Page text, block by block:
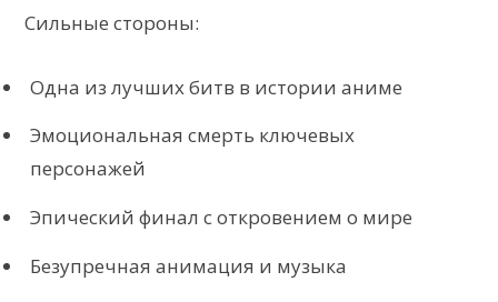
Сильные стороны:
Одна из лучших битв в истории аниме
Эмоциональная смерть ключевых
персонажей
Эпический финал с откровением о мире
Безупречная анимация и музыка